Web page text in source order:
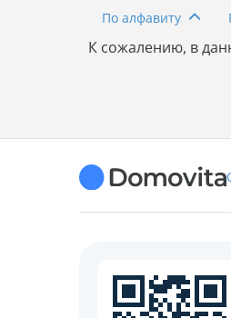
По алфавиту
К сожалению, в